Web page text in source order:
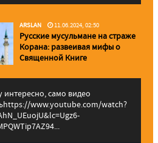
ARSLAN 11.06.2024, 02:50
Русские мусульмане на страже
Корана: pазвеивая мифы о
Священной Книге
интересно, само видео
www.youtube.com/watch?